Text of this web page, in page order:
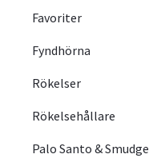
Favoriter
Fyndhörna
Rökelser
Rökelsehållare
Palo Santo & Smudge